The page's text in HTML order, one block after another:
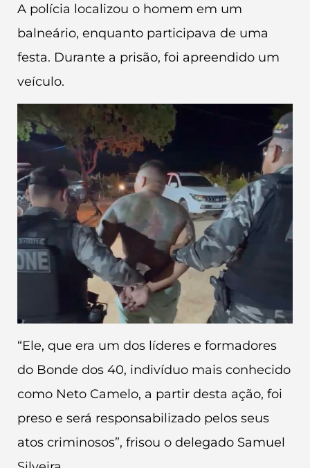
A polícia localizou o homem em um
balneário, enquanto participava de uma
festa. Durante a prisão, foi apreendido um
veículo.
“Ele, que era um dos líderes e formadores
do Bonde dos 40, indivíduo mais conhecido
como Neto Camelo, a partir desta ação, foi
preso e será responsabilizado pelos seus
atos criminosos”, frisou o delegado Samuel